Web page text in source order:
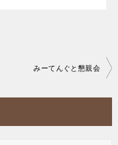
みーてんぐと懇親会